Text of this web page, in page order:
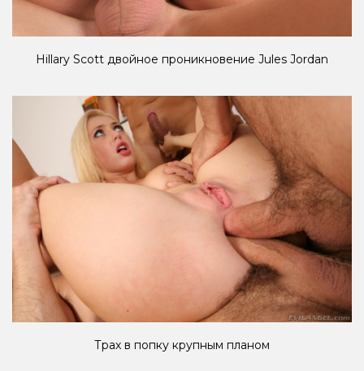
Hillary Scott двойное проникновение Jules Jordan
Трах в попку крупным планом